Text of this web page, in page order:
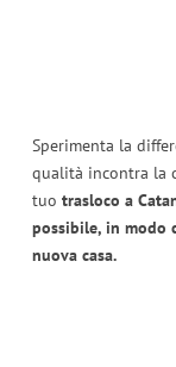
Sperimenta la
qualità incontra la
tuo trasloco a
possibile, in modo
nuova casa.